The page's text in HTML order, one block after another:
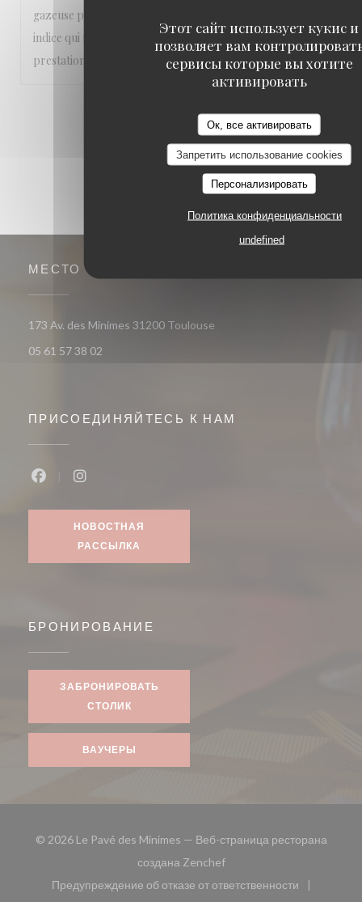
Этот сайт использует кукис и
позволяет вам
сервисы которые вы хотите
активировать
Ок, все активировать
Запретить использование cookies
Персонализировать
Политика конфиденциальности
undefined
gazeuse pas fraîche. Simulacre d'ouverture de capsule, un
indice qui me met de mauvaise humeur. Prix élevé pour la
prestation; demande de "tip" à la caisse.
3
МЕСТО
173 Av. des Minimes 31200 Toulouse
05 61 57 38 02
ПРИСОЕДИНЯЙТЕСЬ К НАМ
НОВОСТНАЯ
РАССЫЛКА
БРОНИРОВАНИЕ
ЗАБРОНИРОВАТЬ
СТОЛИК
ВАУЧЕРЫ
© 2026 Le Pavé des Minimes — Веб-страница ресторана
создана Zenchef((открывается в новом
Предупреждение об отказе от ответственности
((открывается в новом окне))